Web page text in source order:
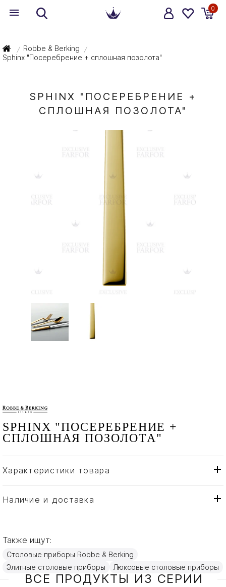
0
/ Robbe & Berking /
Sphinx "Посеребрение + сплошная позолота"
SPHINX "ПОСЕРЕБРЕНИЕ +
СПЛОШНАЯ ПОЗОЛОТА"
SPHINX "ПОСЕРЕБРЕНИЕ +
СПЛОШНАЯ ПОЗОЛОТА"
Характеристики товара
Бренд
Robbe & Berking
Страна производителя
Наличие и доставка
Также ищут:
Столовые приборы Robbe & Berking
Элитные столовые приборы
Люксовые столовые приборы
ВСЕ ПРОДУКТЫ ИЗ СЕРИИ